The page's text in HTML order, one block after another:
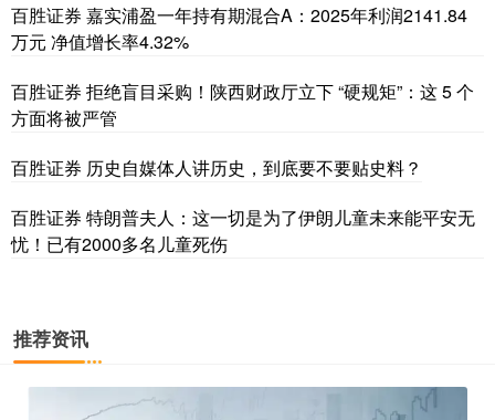
百胜证券 嘉实浦盈一年持有期混合A：2025年利润2141.84
万元 净值增长率4.32%
百胜证券 拒绝盲目采购！陕西财政厅立下 “硬规矩”：这 5 个
方面将被严管
百胜证券 历史自媒体人讲历史，到底要不要贴史料？
百胜证券 特朗普夫人：这一切是为了伊朗儿童未来能平安无
忧！已有2000多名儿童死伤
推荐资讯